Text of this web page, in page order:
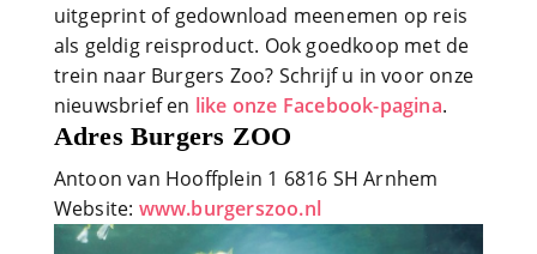
uitgeprint of gedownload meenemen op reis
als geldig reisproduct. Ook goedkoop met de
trein naar Burgers Zoo? Schrijf u in voor onze
nieuwsbrief en like onze Facebook-pagina.
Adres Burgers ZOO
Antoon van Hooffplein 1 6816 SH Arnhem
Website: www.burgerszoo.nl